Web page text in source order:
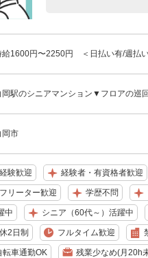
給1600円〜2250円 ＜日払い有/週払
岡駅のシニアマンション▼フロアの巡
岡市
験歓迎 経験者・有資格者歓迎
フリーター歓迎 学歴不問
中 シニア（60代～）活躍中
2日制 フルタイム歓迎
転車通勤OK 残業少なめ(月20h